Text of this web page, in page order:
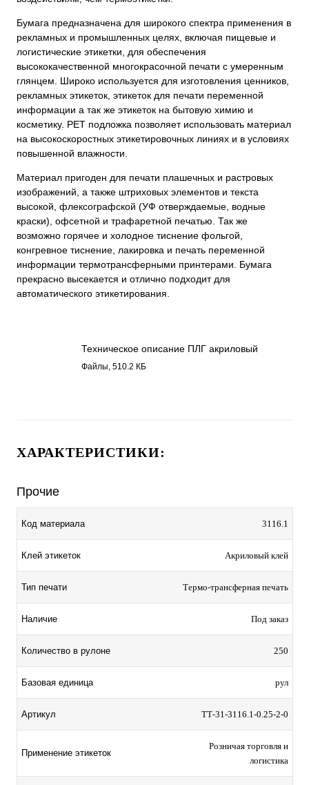
Бумага предназначена для широкого спектра применения в
рекламных и промышленных целях, включая пищевые и
логистические этикетки, для обеспечения
высококачественной многокрасочной печати с умеренным
глянцем. Широко используется для изготовления ценников,
рекламных этикеток, этикеток для печати переменной
информации а так же этикеток на бытовую химию и
косметику. РЕТ подложка позволяет использовать материал
на высокоскоростных этикетировочных линиях и в условиях
повышенной влажности.
Материал пригоден для печати плашечных и растровых
изображений, а также штриховых элементов и текста
высокой, флексографской (УФ отверждаемые, водные
краски), офсетной и трафаретной печатью. Так же
возможно горячее и холодное тиснение фольгой,
конгревное тиснение, лакировка и печать переменной
информации термотрансферными принтерами. Бумага
прекрасно высекается и отлично подходит для
автоматического этикетирования.
Техническое описание ПЛГ акриловый
клей 3116.1.pdf
Файлы, 510.2 КБ
ХАРАКТЕРИСТИКИ:
Прочие
Код материала 3116.1
Клей этикеток Акриловый клей
Тип печати Термо-трансферная печать
Наличие Под заказ
Количество в рулоне 250
Базовая единица рул
Артикул TТ-31-3116.1-0.25-2-0
Применение этикеток
Розничая торговля и
логистика